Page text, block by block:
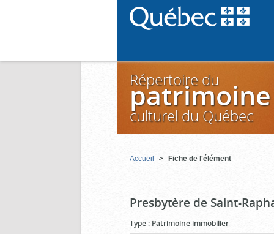
Répertoire du
patrimoine
culturel du Québec
Accueil Fiche de l'élément
Presbytère de Saint-
Type : Patrimoine immobilier